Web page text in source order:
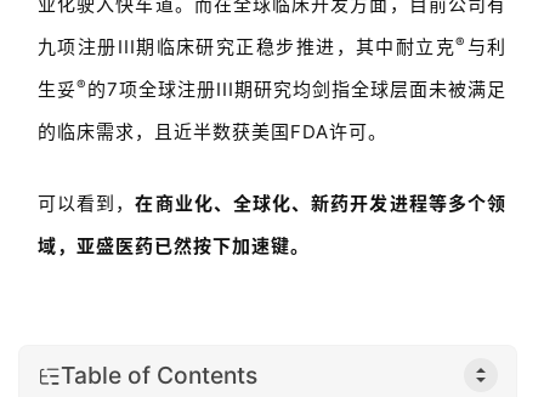
九项注册III期临床研究正稳步推进，其中耐立克® 与利
生妥® 的7项全球注册III期研究均剑指全球层面未被满足
的临床需求，且近半数获美国FDA许可。
可以看到，在商业化、全球化、新药开发进程等多个领
域，亚盛医药已然按下加速键。
Table of Contents